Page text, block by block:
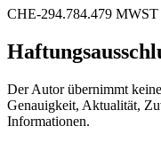
CHE-294.784.479 MWST
Der Autor übernimmt
Genauigkeit, Aktualität,
Informationen.